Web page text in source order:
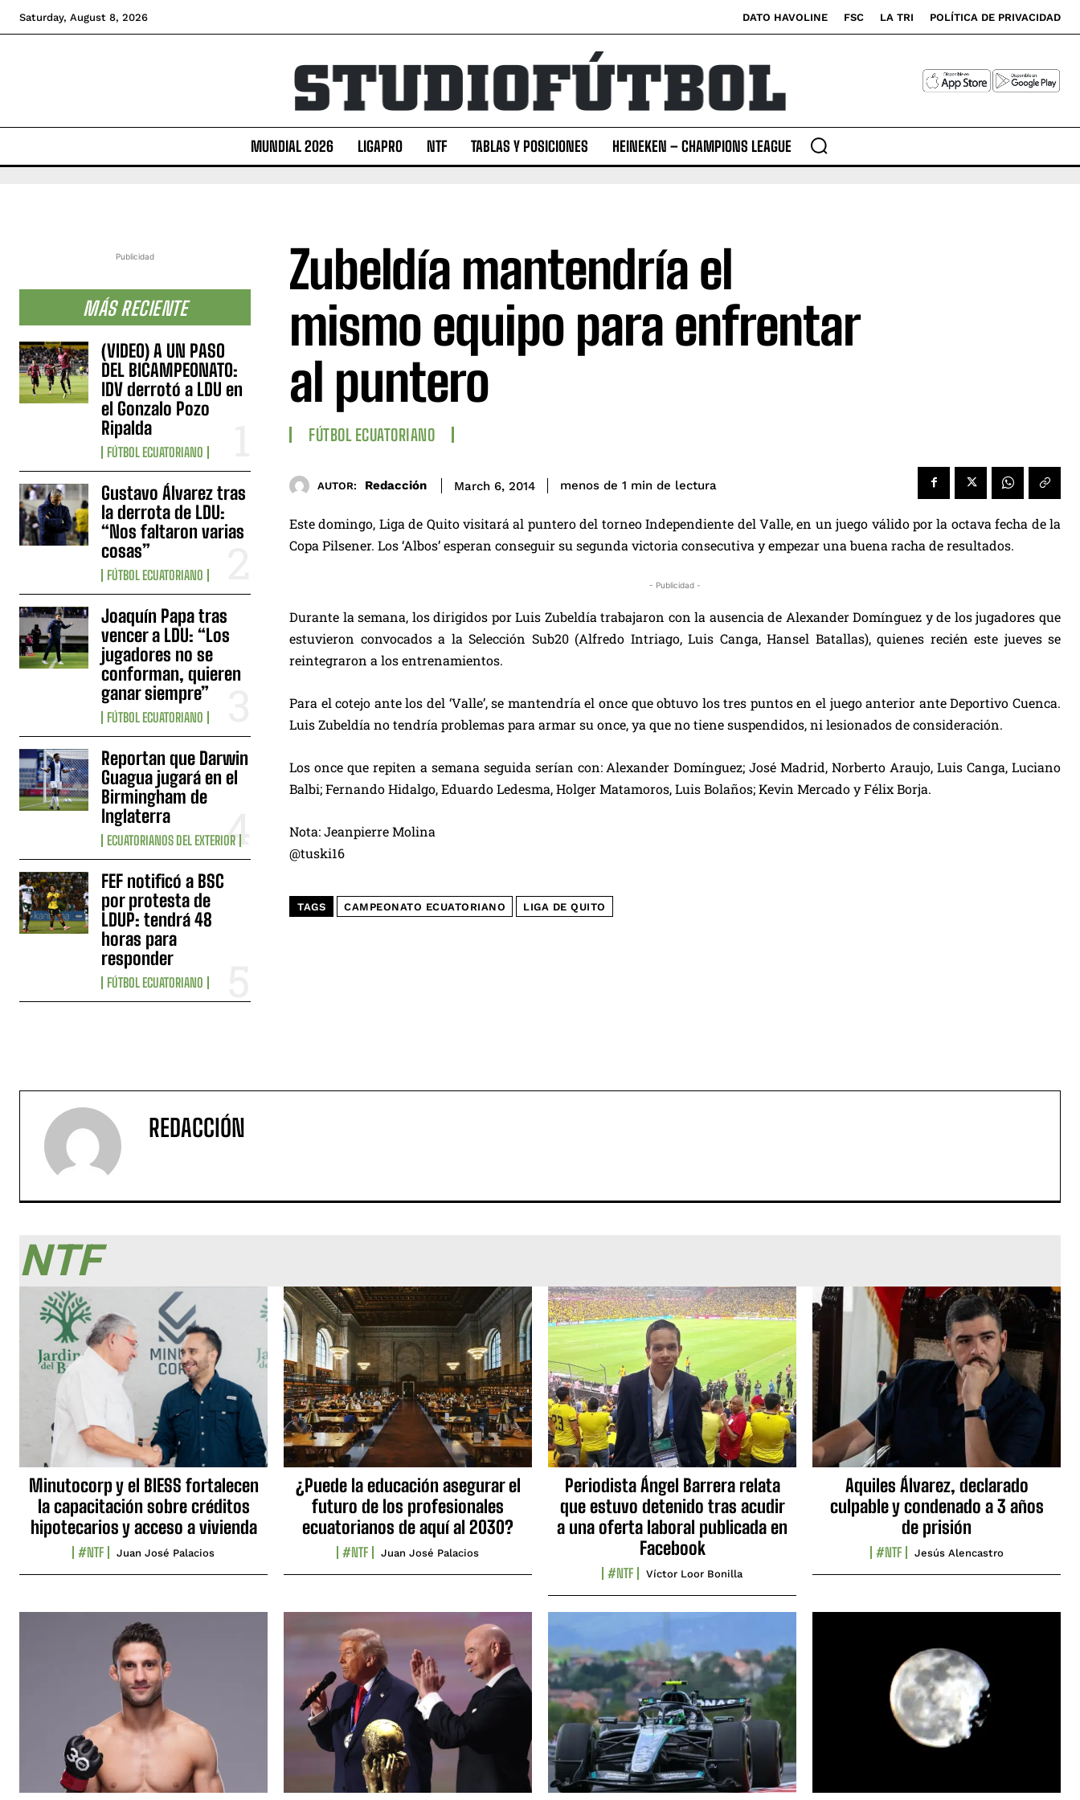
Saturday, August 8, 2026 DATO HAVOLINE FSC LA TRI POLÍTICA DE PRIVACIDAD
MUNDIAL 2026 LIGAPRO NTF TABLAS Y POSICIONES HEINEKEN – CHAMPIONS LEAGUE
Publicidad
MÁS RECIENTE
(VIDEO) A UN PASO
DEL BICAMPEONATO:
IDV derrotó a LDU en
el Gonzalo Pozo
Ripalda
FÚTBOL ECUATORIANO
Gustavo Álvarez tras
la derrota de LDU:
“Nos faltaron varias
cosas”
FÚTBOL ECUATORIANO
Joaquín Papa tras
vencer a LDU: “Los
jugadores no se
conforman, quieren
ganar siempre”
FÚTBOL ECUATORIANO
Reportan que Darwin
Guagua jugará en el
Birmingham de
Inglaterra
ECUATORIANOS DEL EXTERIOR
FEF notificó a BSC
por protesta de
LDUP: tendrá 48
horas para
responder
FÚTBOL ECUATORIANO
Zubeldía mantendría el
mismo equipo para enfrentar
al puntero
FÚTBOL ECUATORIANO
AUTOR: Redacción March 6, 2014 menos de 1 min de lectura
Este domingo, Liga de Quito visitará al puntero del torneo Independiente del Valle, en un juego válido por la octava fecha de la
Copa Pilsener. Los ‘Albos’ esperan conseguir su segunda victoria consecutiva y empezar una buena racha de resultados.
- Publicidad -
Durante la semana, los dirigidos por Luis Zubeldía trabajaron con la ausencia de Alexander Domínguez y de los jugadores que
estuvieron convocados a la Selección Sub20 (Alfredo Intriago, Luis Canga, Hansel Batallas), quienes recién este jueves se
reintegraron a los entrenamientos.
Para el cotejo ante los del ‘Valle’, se mantendría el once que obtuvo los tres puntos en el juego anterior ante Deportivo Cuenca.
Luis Zubeldía no tendría problemas para armar su once, ya que no tiene suspendidos, ni lesionados de consideración.
Los once que repiten a semana seguida serían con: Alexander Domínguez; José Madrid, Norberto Araujo, Luis Canga, Luciano
Balbi; Fernando Hidalgo, Eduardo Ledesma, Holger Matamoros, Luis Bolaños; Kevin Mercado y Félix Borja.
Nota: Jeanpierre Molina
@tuski16
TAGS CAMPEONATO ECUATORIANO LIGA DE QUITO
REDACCIÓN
NTF
Minutocorp y el BIESS fortalecen
la capacitación sobre créditos
hipotecarios y acceso a vivienda
#NTF Juan José Palacios
¿Puede la educación asegurar el
futuro de los profesionales
ecuatorianos de aquí al 2030?
#NTF Juan José Palacios
Periodista Ángel Barrera relata
que estuvo detenido tras acudir
a una oferta laboral publicada en
Facebook
#NTF Víctor Loor Bonilla
Aquiles Álvarez, declarado
culpable y condenado a 3 años
de prisión
#NTF Jesús Alencastro